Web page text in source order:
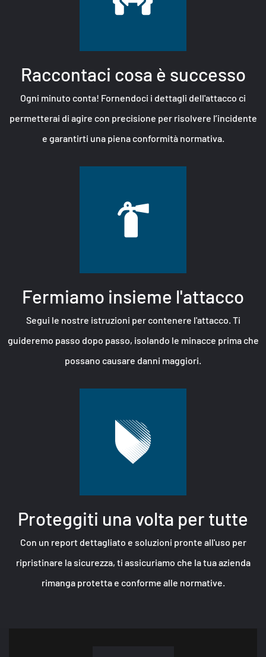
Raccontaci cosa è successo
Ogni minuto conta! Fornendoci i dettagli dell'attacco ci
permetterai di agire con precisione per risolvere l’incidente
e garantirti una piena conformità normativa.
Fermiamo insieme l'attacco
Segui le nostre istruzioni per contenere l'attacco. Ti
guideremo passo dopo passo, isolando le minacce prima che
possano causare danni maggiori.
Proteggiti una volta per tutte
Con un report dettagliato e soluzioni pronte all'uso per
ripristinare la sicurezza, ti assicuriamo che la tua azienda
rimanga protetta e conforme alle normative.